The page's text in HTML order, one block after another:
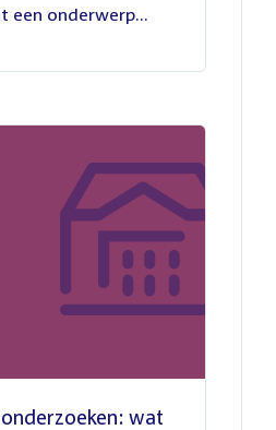
een onderwerp...
wat